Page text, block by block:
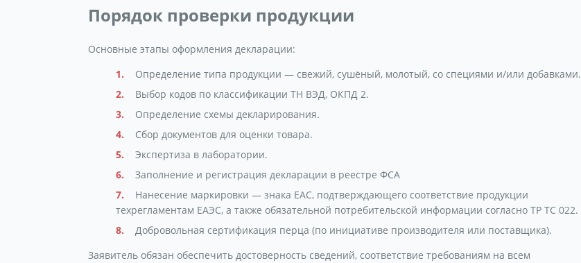
Порядок проверки продукции
Основные этапы оформления декларации:
Определение типа продукции — свежий, сушёный, молотый, со специями и/или добавками.
Выбор кодов по классификации ТН ВЭД, ОКПД 2.
Определение схемы декларирования.
Сбор документов для оценки товара.
Экспертиза в лаборатории.
Заполнение и регистрация декларации в реестре ФСА
Нанесение маркировки — знака ЕАС, подтверждающего соответствие продукции
техрегламентам ЕАЭС, а также обязательной потребительской информации согласно ТР ТС 022.
Добровольная сертификация перца (по инициативе производителя или поставщика).
Заявитель обязан обеспечить достоверность сведений, соответствие требованиям на всем